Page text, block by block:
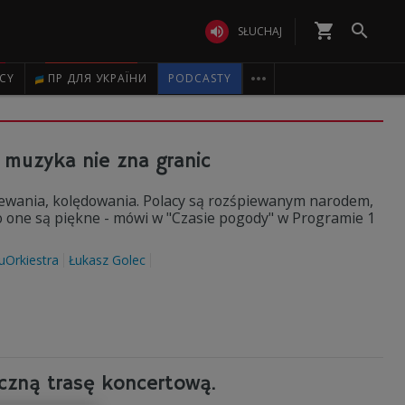
 SŁUCHAJ shopping_cart 
ПР ДЛЯ УКРАЇНИ PODCASTY 
nie zna granic
kolędowania. Polacy są rozśpiewanym narodem,
są piękne - mówi w "Czasie pogody" w Programie 1
Łukasz Golec
trasę koncertową.